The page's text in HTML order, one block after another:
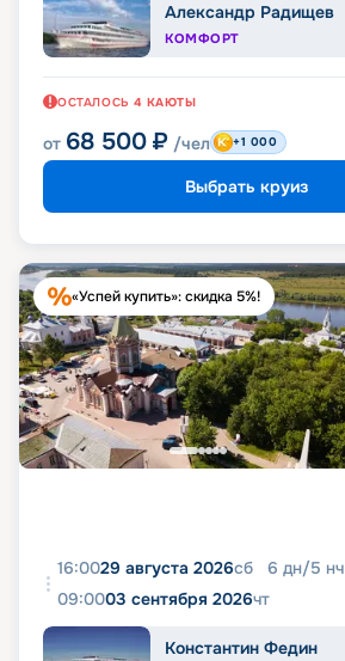
Александр Радищев
КОМФОРТ
ОСТАЛОСЬ 4 КАЮТЫ
от 68 500 ₽ /чел +1 000
Выбрать круиз
«Успей купить»: скидка 5%!
16:0029 августа 2026сб 6 дн/5 нч
09:0003 сентября 2026чт
Константин Федин